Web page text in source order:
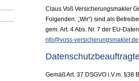
Claus Voß Ver­sicherungs­makler
Folgenden: „Wir“) sind als
gem. Art. 4 Abs. Nr. 7 der EU-
nfo@voss-versicherungsmakler.de
Gemäß Art. 37 DSGVO i.V.m.